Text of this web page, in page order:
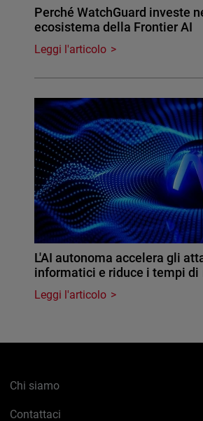
Perché WatchGuard investe
ecosistema della Frontier AI
Leggi l'articolo
L'AI autonoma accelera gli
informatici e riduce i tempi di
Leggi l'articolo
Chi siamo
Contattaci